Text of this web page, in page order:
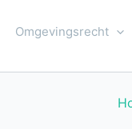
Omgevingsrecht